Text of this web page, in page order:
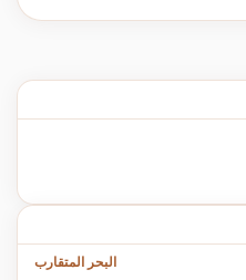
البحر المتقارب